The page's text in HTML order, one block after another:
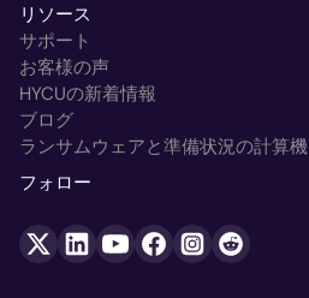
リソース
サポート
お客様の声
HYCUの新着情報
ブログ
ランサムウェアと準備状況の計算機
フォロー